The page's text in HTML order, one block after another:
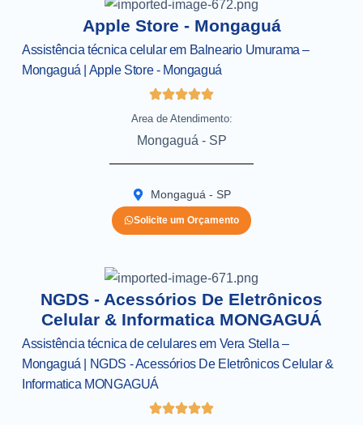
Apple Store - Mongaguá
Assistência técnica celular em Balneario Umurama –
Mongaguá | Apple Store - Mongaguá
Area de Atendimento:
Mongaguá - SP
Mongaguá - SP
Solicite um Orçamento
NGDS - Acessórios De Eletrônicos
Celular & Informatica MONGAGUÁ
Assistência técnica de celulares em Vera Stella –
Mongaguá | NGDS - Acessórios De Eletrônicos Celular &
Informatica MONGAGUÁ